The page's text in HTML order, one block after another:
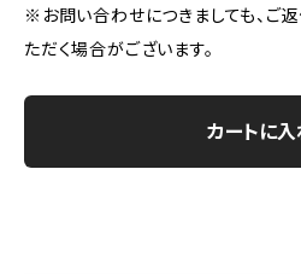
※お問い合わせにつきましても、ご
ただく場合がございます。
カートに